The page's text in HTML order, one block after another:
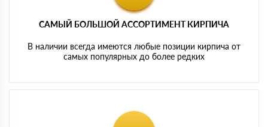
САМЫЙ БОЛЬШОЙ АССОРТИМЕНТ КИРПИЧА
В наличии всегда имеются любые позиции кирпича от
самых популярных до более редких